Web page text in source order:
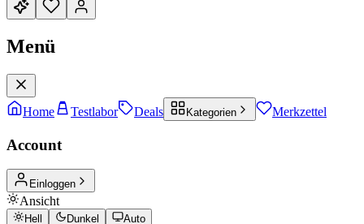
Menü
Home Testlabor Deals Kategorien Merkzettel
Account
Einloggen
Ansicht
Hell Dunkel Auto